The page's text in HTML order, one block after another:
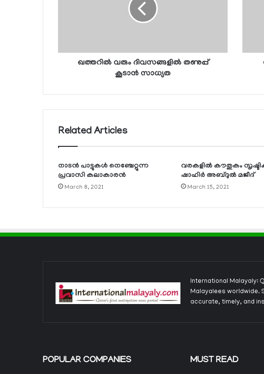
ഖത്തറില്‍ വരും ദിവസങ്ങളില്‍ തണുപ്പ്
കൂടാന്‍ സാധ്യത
Related Articles
നാടന്‍ പാട്ടുകള്‍ നെഞ്ചേറ്റുന്ന
പ്രവാസി കലാകാരന്‍
March 8, 2021
വരകളില്‍ കൗതുകം
ഷാഹിര്‍ അബ്ദുല്‍ മജീദ്
March 15, 2021
International Malayaly:
Malayalees worldwide.
accurate, timely, and
POPULAR COMPANIES MUST READ